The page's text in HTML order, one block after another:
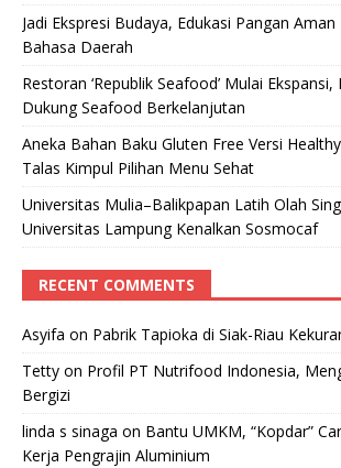
Jadi Ekspresi Budaya, Edukasi Pangan
Bahasa Daerah
Restoran ‘Republik Seafood’ Mulai Ekspansi,
Dukung Seafood Berkelanjutan
Aneka Bahan Baku Gluten Free Versi
Talas Kimpul Pilihan Menu Sehat
Universitas Mulia–Balikpapan Latih Olah
Universitas Lampung Kenalkan Sosmocaf
RECENT COMMENTS
Asyifa on Pabrik Tapioka di Siak-Riau
Tetty on Profil PT Nutrifood Indonesia,
Bergizi
linda s sinaga on Bantu UMKM, “Kopdar”
Kerja Pengrajin Aluminium